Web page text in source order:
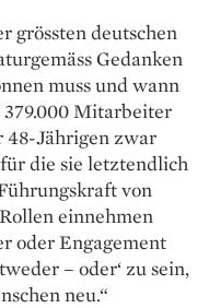
grössten deutschen
Gedanken
muss und wann
Mitarbeiter
48-Jährigen zwar
die sie letztendlich
von
einnehmen
oder Engagement
– oder‘ zu sein,
neu.“